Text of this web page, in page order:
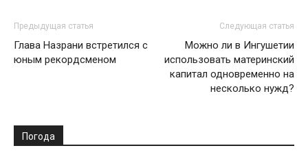
Предыдущая статья
Глава Назрани встретился с
юным рекордсменом
Следующая статья
Можно ли в Ингушетии
использовать материнский
капитал одновременно на
несколько нужд?
Погода